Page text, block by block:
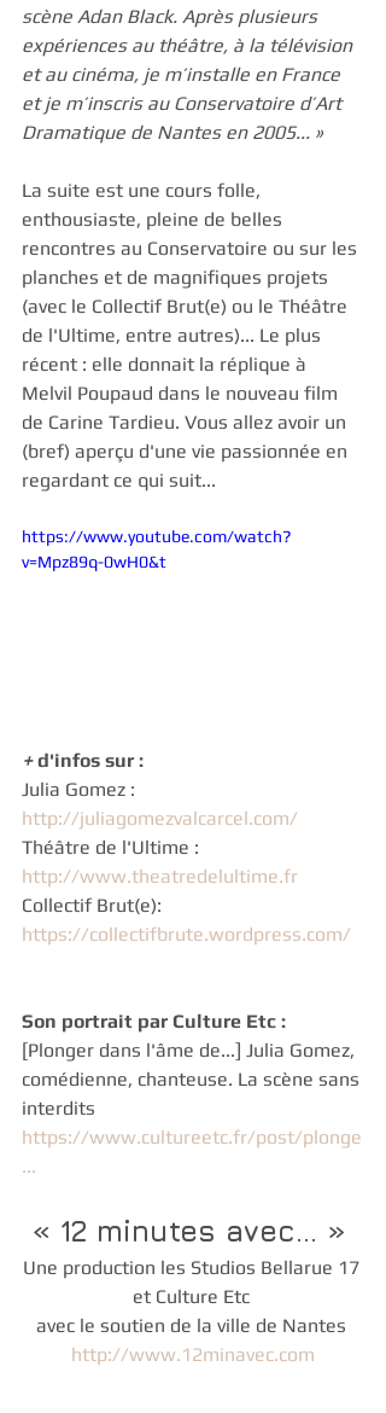
scène Adan Black. Après plusieurs
expériences au théâtre, à la télévision
et au cinéma, je m’installe en France
et je m’inscris au Conservatoire d’Art
Dramatique de Nantes en 2005... »
La suite est une cours folle,
enthousiaste, pleine de belles
rencontres au Conservatoire ou sur les
planches et de magnifiques projets
(avec le Collectif Brut(e) ou le Théâtre
de l'Ultime, entre autres)... Le plus
récent : elle donnait la réplique à
Melvil Poupaud dans le nouveau film
de Carine Tardieu. Vous allez avoir un
(bref) aperçu d'une vie passionnée en
regardant ce qui suit...
https://www.youtube.com/watch?
v=Mpz89q-0wH0&t
+ d'infos sur :
Julia Gomez :
http://juliagomezvalcarcel.com/
Théâtre de l'Ultime :
http://www.theatredelultime.fr
Collectif Brut(e):
https://collectifbrute.wordpress.com/
Son portrait par Culture Etc :
[Plonger dans l'âme de...] Julia Gomez,
comédienne, chanteuse. La scène sans
interdits
https://www.cultureetc.fr/post/plonge
...
« 12 minutes avec... »
Une production les Studios Bellarue 17
et Culture Etc
avec le soutien de la ville de Nantes
http://www.12minavec.com